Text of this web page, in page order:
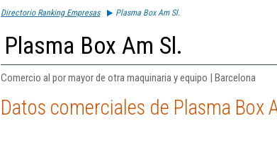
Directorio Ranking Empresas Plasma Box Am Sl.
Plasma Box Am Sl.
Comercio al por mayor de otra maquinaria y equipo | Barcelona
Datos comerciales de Plasma Box